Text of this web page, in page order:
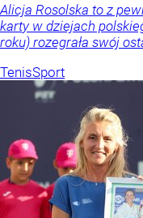
Alicja Rosolska to z
karty w dziejach
roku) rozegrała swój
TenisSport